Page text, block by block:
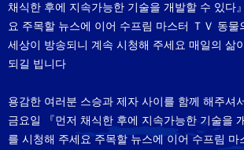
채식한 후에 지속가능한 기술을 개발할 수 있다
요 주목할 뉴스에 이어 수프림 마스터 ＴＶ 동물
세상이 방송되니 계속 시청해 주세요 매일의 삶
되길 빕니다
용감한 여러분 스승과 제자 사이를 함께 해주셔
금요일 『먼저 채식한 후에 지속가능한 기술을
를 시청해 주세요 주목할 뉴스에 이어 수프림 마